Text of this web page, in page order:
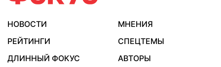
НОВОСТИ
МНЕНИЯ
РЕЙТИНГИ
СПЕЦТЕМЫ
ДЛИННЫЙ ФОКУС
АВТОРЫ